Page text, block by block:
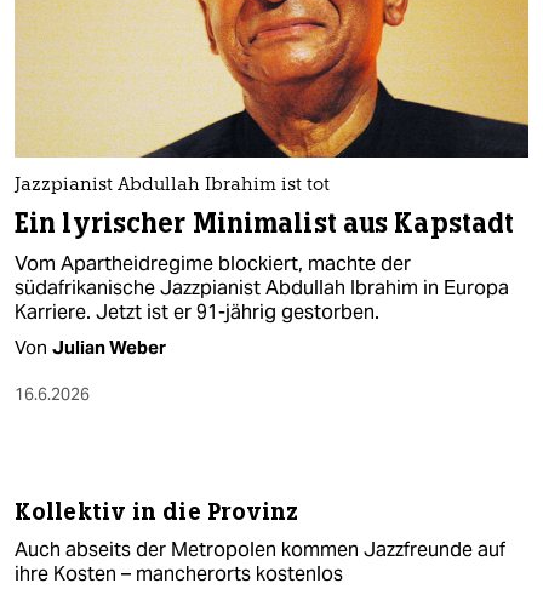
Jazzpianist Abdullah Ibrahim ist tot
Ein lyrischer Minimalist aus Kapstadt
Vom Apartheidregime blockiert, machte der
südafrikanische Jazzpianist Abdullah Ibrahim in Europa
Karriere. Jetzt ist er 91-jährig gestorben.
Von Julian Weber
16.6.2026
Kollektiv in die Provinz
Auch abseits der Metropolen kommen Jazzfreunde auf
ihre Kosten – mancherorts kostenlos